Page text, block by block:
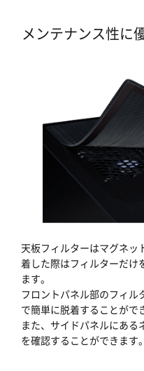
メンテナンス性に
天板フィルターはマグネッ
着した際はフィルターだけ
ます。
フロントパネル部のフィル
で簡単に脱着することがで
また、サイドパネルにあ
を確認することができます。